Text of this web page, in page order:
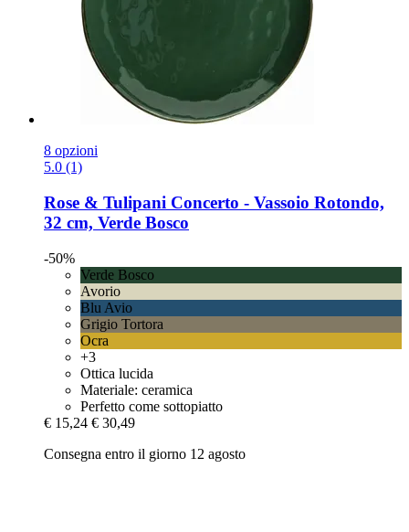
8 opzioni
5.0 (1)
Rose & Tulipani Concerto -​ Vassoio Rotondo,
32 cm, Verde Bosco
-50%
Verde Bosco
Avorio
Blu Avio
Grigio Tortora
Ocra
+3
Ottica lucida
Materiale: ceramica
Perfetto come sottopiatto
€ 15,24 € 30,49
Consegna entro il giorno 12 agosto